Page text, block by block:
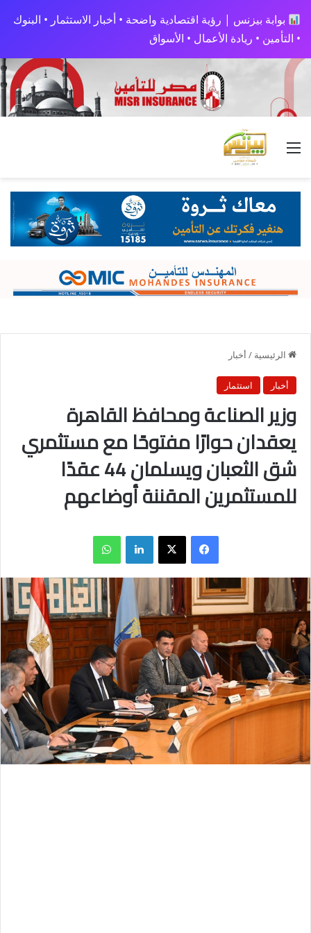
بوابة بيزنس | رؤية اقتصادية واضحة • أخبار الاستثمار • البنوك
• التأمين • ريادة الأعمال • الأسواق
القائمة
الرئيسية / أخبار
أخبار استثمار
وزير الصناعة ومحافظ القاهرة
يعقدان حوارًا مفتوحًا مع مستثمري
شق الثعبان ويسلمان 44 عقدًا
للمستثمرين المقننة أوضاعهم
فيسبوك X لينكدإن